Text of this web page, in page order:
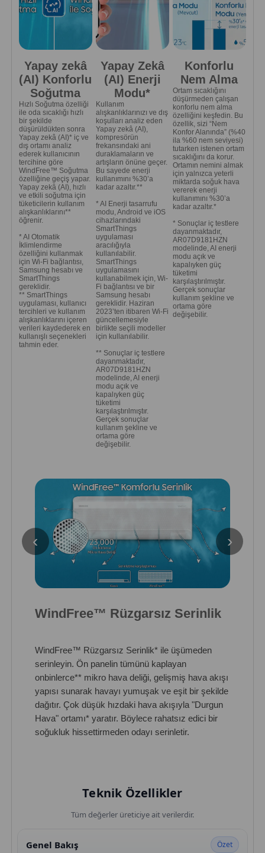
Yapay zekâ
(AI) Konforlu
Soğutma
Hızlı Soğutma özelliği
ile oda sıcaklığı hızlı
bir şekilde
düşürüldükten sonra
Yapay zekâ (AI)* iç ve
dış ortamı analiz
ederek kullanıcının
tercihine göre
WindFree™ Soğutma
özelliğine geçiş yapar.
Yapay zekâ (AI), hızlı
ve etkili soğutma için
tüketicilerin kullanım
alışkanlıklarını**
öğrenir.
* AI Otomatik
İklimlendirme
özelliğini kullanmak
için Wi-Fi bağlantısı,
Samsung hesabı ve
SmartThings
gereklidir.
** SmartThings
uygulaması, kullanıcı
tercihleri ve kullanım
alışkanlıklarını içeren
verileri kaydederek en
kullanışlı seçenekleri
tahmin eder.
Yapay Zekâ
(AI) Enerji
Modu*
Kullanım
alışkanlıklarınızı ve dış
koşulları analiz eden
Yapay zekâ (AI),
kompresörün
frekansındaki ani
duraklamaların ve
artışların önüne geçer.
Bu sayede enerji
kullanımını %30’a
kadar azaltır.**
* AI Enerji tasarrufu
modu, Android ve iOS
cihazlarındaki
SmartThings
uygulaması
aracılığıyla
kullanılabilir.
SmartThings
uygulamasını
kullanabilmek için, Wi-
Fi bağlantısı ve bir
Samsung hesabı
gereklidir. Haziran
2023’ten itibaren Wi-Fi
güncellemesiyle
birlikte seçili modeller
için kullanılabilir.
** Sonuçlar iç testlere
dayanmaktadır,
AR07D9181HZN
modelinde, AI enerji
modu açık ve
kapalıyken güç
tüketimi
karşılaştırılmıştır.
Gerçek sonuçlar
kullanım şekline ve
ortama göre
değişebilir.
Konforlu
Nem Alma
Ortam sıcaklığını
düşürmeden çalışan
konforlu nem alma
özelliğini keşfedin. Bu
özellik, sizi “Nem
Konfor Alanında” (%40
ila %60 nem seviyesi)
tutarken istenen ortam
sıcaklığını da korur.
Ortamın nemini almak
için yalnızca yeterli
miktarda soğuk hava
vererek enerji
kullanımını %30’a
kadar azaltır.*
* Sonuçlar iç testlere
dayanmaktadır,
AR07D9181HZN
modelinde, AI enerji
modu açık ve
kapalıyken güç
tüketimi
karşılaştırılmıştır.
Gerçek sonuçlar
kullanım şekline ve
ortama göre
değişebilir.
WindFree™ Rüzgarsız Serinlik
WindFree™ Rüzgarsız Serinlik* ile üşümeden
serinleyin. Ön panelin tümünü kaplayan
onbinlerce** mikro hava deliği, gelişmiş hava akışı
yapısı sunarak havayı yumuşak ve eşit bir şekilde
dağıtır. Çok düşük hızdaki hava akışıyla "Durgun
Hava" ortamı* yaratır. Böylece rahatsız edici bir
soğukluk hissettirmeden odayı serinletir.
‹ ›
Teknik Özellikler
Tüm değerler üreticiye ait verilerdir.
Genel Bakış Özet